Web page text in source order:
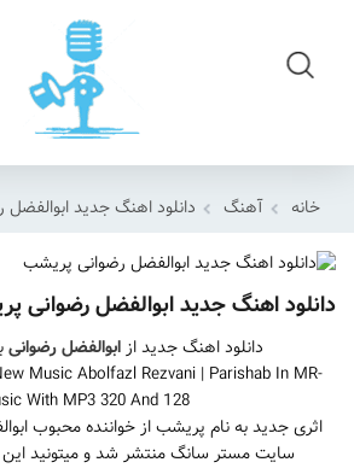
خانه آهنگ دانلود اهنگ جدید
دانلود اهنگ جدید ابوالفضل رضوانی
دانلود اهنگ جدید از ابوالفضل رضوانی
Music Abolfazl Rezvani | Parishab In MR-
With MP3 320 And 128
اثری جدید به نام پریشب از خواننده محبوب
سایت مستر سانگ منتشر شد و میتونید این